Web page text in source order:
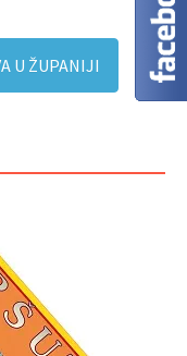
U ŽUPANIJI